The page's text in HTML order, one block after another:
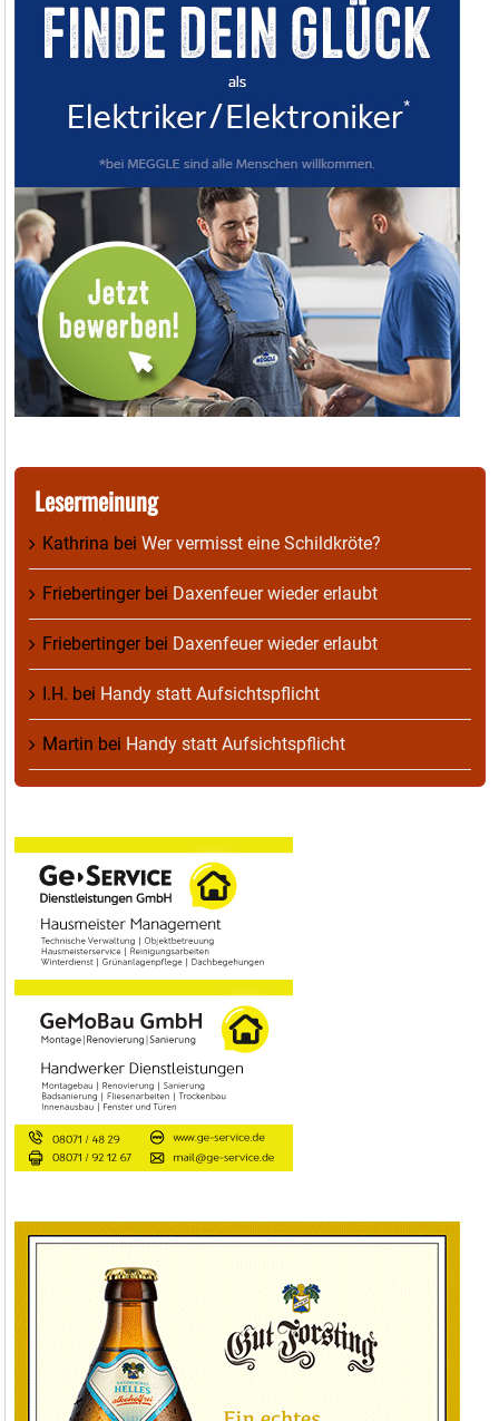
Lesermeinung
Kathrina bei Wer vermisst eine Schildkröte?
Friebertingerbei Daxenfeuer wieder erlaubt
Friebertingerbei Daxenfeuer wieder erlaubt
I.H. bei Handy statt Aufsichtspflicht
Martin bei Handy statt Aufsichtspflicht